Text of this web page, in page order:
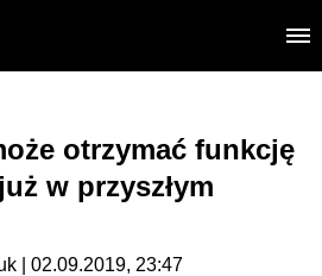
otrzymać funkcję
w przyszłym
| 02.09.2019, 23:47